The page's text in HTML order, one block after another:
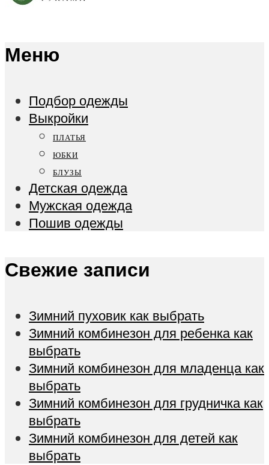
Меню
Подбор одежды
Выкройки
ПЛАТЬЯ
ЮБКИ
БЛУЗЫ
Детская одежда
Мужская одежда
Пошив одежды
Свежие записи
Зимний пуховик как выбрать
Зимний комбинезон для ребенка как
выбрать
Зимний комбинезон для младенца как
выбрать
Зимний комбинезон для грудничка как
выбрать
Зимний комбинезон для детей как
выбрать